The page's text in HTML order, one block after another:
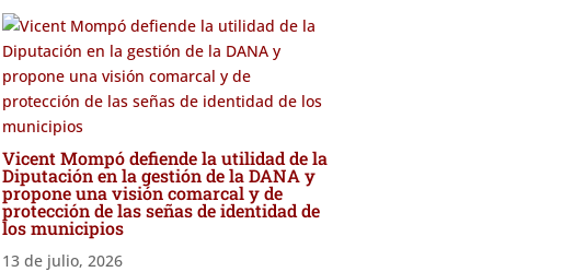
Vicent Mompó defiende la utilidad de la
Diputación en la gestión de la DANA y
propone una visión comarcal y de
protección de las señas de identidad de
los municipios
13 de julio, 2026